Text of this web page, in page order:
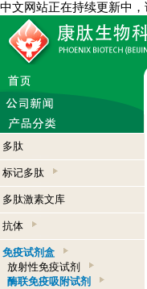
中文网站正在持续更新中
多肽
标记多肽
多肽激素文库
抗体
免疫试剂盒
放射性免疫试剂
酶联免疫吸附试剂